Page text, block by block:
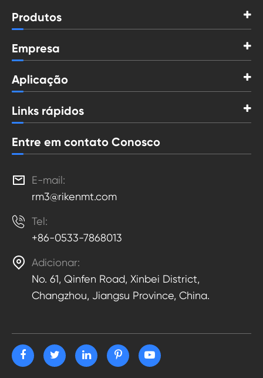
Produtos
Empresa
Aplicação
Links rápidos
Entre em contato Conosco

E-mail:
rm3@rikenmt.com
 Tel:
+86-0533-7868013
 Adicionar:
No. 61, Qinfen Road, Xinbei District,
Changzhou, Jiangsu Province, China.